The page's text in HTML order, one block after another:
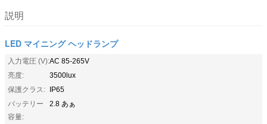
説明
LED マイニング ヘッドランプ
入力電圧 (V):AC 85-265V
亮度:
3500lux
保護クラス: IP65
バッテリー
容量:
2.8 あぁ